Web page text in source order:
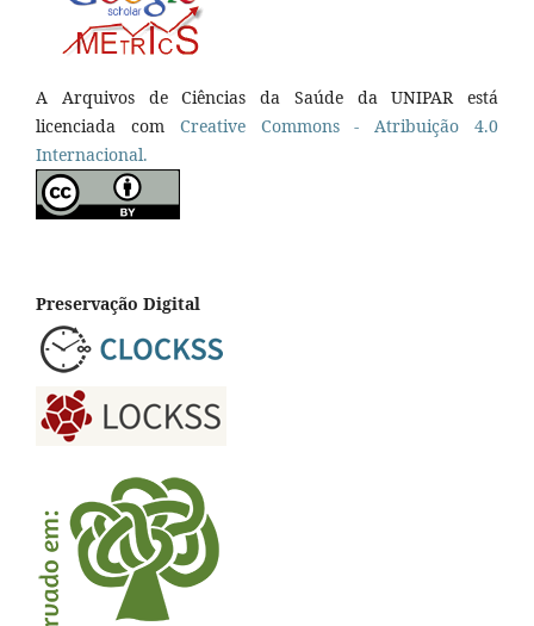
A Arquivos de Ciências da Saúde da UNIPAR está
licenciada com Creative Commons - Atribuição 4.0
Internacional.
Preservação Digital